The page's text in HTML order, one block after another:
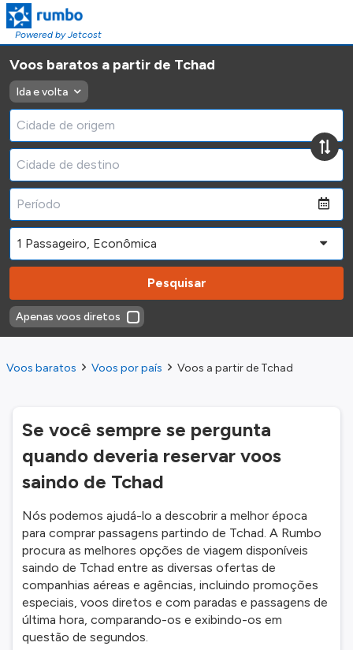
Powered by Jetcost
Voos baratos a partir de Tchad
Ida e volta
Pesquisar
Apenas voos diretos
Voos baratos Voos por país Voos a partir de Tchad
Se você sempre se pergunta
quando deveria reservar voos
saindo de Tchad
Nós podemos ajudá-lo a descobrir a melhor época
para comprar passagens partindo de Tchad. A Rumbo
procura as melhores opções de viagem disponíveis
saindo de Tchad entre as diversas ofertas de
companhias aéreas e agências, incluindo promoções
especiais, voos diretos e com paradas e passagens de
última hora, comparando-os e exibindo-os em
questão de segundos.